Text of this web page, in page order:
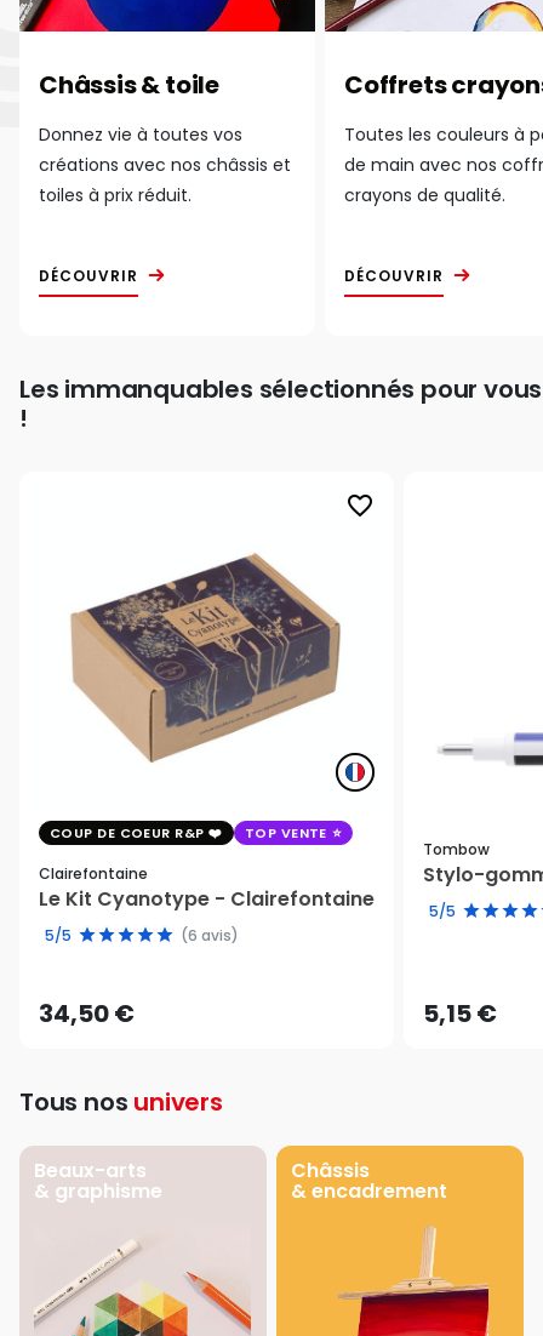
Châssis & toile
Donnez vie à toutes vos
créations avec nos châssis et
toiles à prix réduit.
DÉCOUVRIR
Coffrets
Toutes les couleurs à
de main avec nos
crayons de qualité.
DÉCOUVRIR
Les immanquables sélectionnés pour vous
!
favorite_border
COUP DE COEUR R&P TOP VENTE
Clairefontaine
Le Kit Cyanotype - Clairefontaine
5/5 (6 avis)
34,50 €
Tombow
Stylo-
5/5
5,15 €
Tous nos univers
Beaux-arts
& graphisme
Châssis
& encadrement